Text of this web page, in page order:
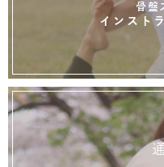
骨盤
インスト